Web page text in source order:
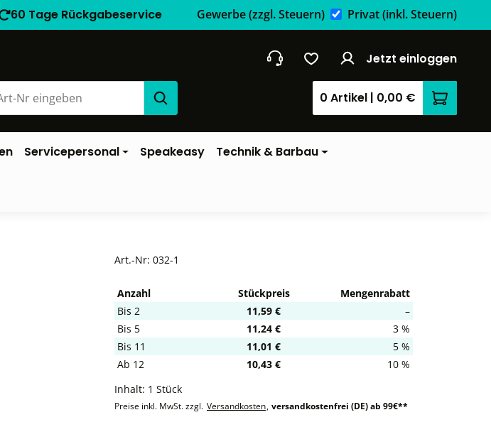
60 Tage Rückgabeservice Gewerbe(zzgl. Steuern) Privat(inkl. Steuern)
Jetzt einloggen
0 Artikel | 0,00 €
Servicepersonal Speakeasy Technik & Barbau
Art.-Nr: 032-1
Anzahl Stückpreis
Mengenrabatt
Bis 2 11,59 €
–
Bis 5 11,24 €
3 %
Bis 11 11,01 €
5 %
Ab 12 10,43 €
10 %
Inhalt: 1 Stück
Preise inkl. MwSt. zzgl. Versandkosten, versandkostenfrei (DE) ab 99€**